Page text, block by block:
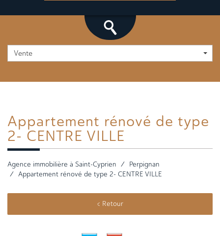
Vente
Appartement rénové de type
2- CENTRE VILLE
Agence immobilière à Saint-Cyprien
Perpignan
Appartement rénové de type 2- CENTRE VILLE
< Retour